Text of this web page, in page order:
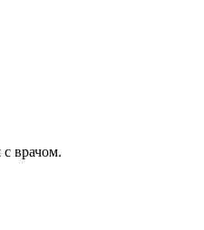
врачом.